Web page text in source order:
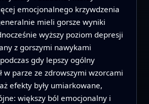
emocjonalnego krzywdzenia
mieli gorsze wyniki
wyższy poziom depresji
z gorszymi nawykami
gdy lepszy ogólny
w parze ze zdrowszymi wzorcami
efekty były umiarkowane,
większy ból emocjonalny i